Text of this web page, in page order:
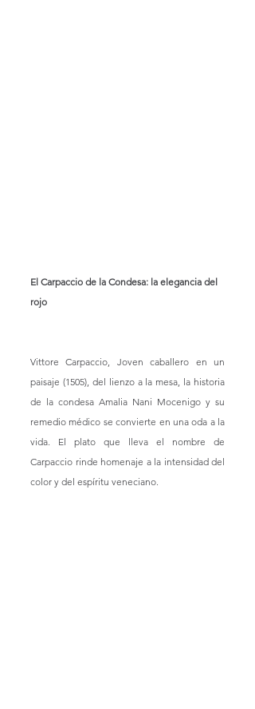
El Carpaccio de la Condesa: la elegancia del
rojo
Vittore Carpaccio, Joven caballero en un
paisaje (1505), del lienzo a la mesa, la historia
de la condesa Amalia Nani Mocenigo y su
remedio médico se convierte en una oda a la
vida. El plato que lleva el nombre de
Carpaccio rinde homenaje a la intensidad del
color y del espíritu veneciano.